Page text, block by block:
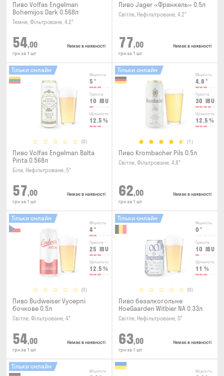
Пиво Volfas Engelman
Bohemijos Dark 0.568л
Темне, Фільтроване, 4.2°
54,00
грн за 1 шт
Немає в наявності
Пиво Jager «Франкель» 0.5л
Світле, Нефільтроване, 4.2°
77,00
грн за 1 шт
Немає в наявності
Міцність
5 °
Гіркота
10 IBU
Щільність
12.5 %
(0)
Тільки онлайн
Пиво Volfas Engelman Balta
Pinta 0.568л
Біле, Нефільтроване, 5°
57,00
грн за 1 шт
Немає в наявності
Міцність
4.8 °
Гіркота
30 IBU
Щільність
12.5 %
(1)
Тільки онлайн
Пиво Krombacher Pils 0.5л
Світле, Фільтроване, 4.8°
62,00
грн за 1 шт
Немає в наявності
Міцність
4 °
Гіркота
25 IBU
Щільність
12.5 %
(0)
Тільки онлайн
Пиво Budweiser Vycepni
бочкове 0.5л
Світле, Фільтроване, 4°
54,00
грн за 1 шт
Немає в наявності
Міцність
0 °
Гіркота
10 IBU
Щільність
11 %
(0)
Тільки онлайн
Пиво безалкогольне
HoeGaarden Witbier NA 0.33л
Світле, Нефільтроване, 0°
63,00
грн за 1 шт
Немає в наявності
Міцність
Тільки онлайн
Міцність